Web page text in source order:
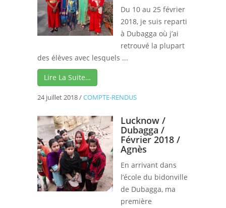
Du 10 au 25 février
2018, je suis reparti
à Dubagga où j’ai
retrouvé la plupart
des élèves avec lesquels ...
Lire La Suite…
24 juillet 2018/COMPTE-RENDUS
Lucknow /
Dubagga /
Février 2018 /
Agnès
En arrivant dans
l’école du bidonville
de Dubagga, ma
première